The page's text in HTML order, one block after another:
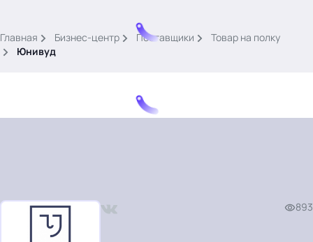
картина дня
Главная Бизнес-центр Поставщики
Товар на полку
Юнивуд
893